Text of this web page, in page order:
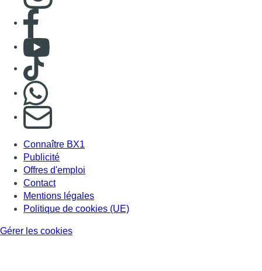
Consulter page Facebook
Consulter Youtube
Consulter TikTok
S'abonner à notre newsletter
Connaître BX1
Publicité
Offres d'emploi
Contact
Mentions légales
Politique de cookies (UE)
Gérer les cookies